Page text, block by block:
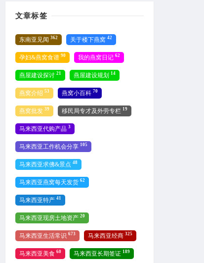
文章标签
东南亚见闻 362 关于楼下燕窝 42
孕妇&燕窝食谱 90 我的燕窝日记 62
燕屋建设探讨 21 燕屋建设规划 14
燕窝介绍 53 燕窝小百科 70
燕窝批发 39 移民局专才及外劳专栏 19
马来西亚代购产品 3
马来西亚工作机会分享 105
马来西亚求佛&景点 48
马来西亚燕窝每天发货 62
马来西亚特产 41
马来西亚现房土地资产 20
马来西亚生活常识 673 马来西亚经商 325
马来西亚美食 60 马来西亚长期签证 189